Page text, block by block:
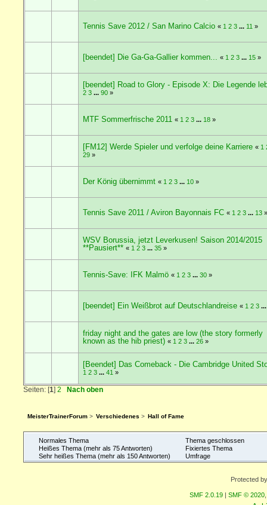
Tennis Save 2012 / San Marino Calcio « 1 2 3 ... 11 »
[beendet] Die Ga-Ga-Gallier kommen... « 1 2 3 ... 15»
[beendet] Road to Glory - Episode X: Die Legende
2 3 ... 90»
MTF Sommerfrische 2011 « 1 2 3 ... 18»
[FM12] Werde Spieler und verfolge deine Karriere « 1
29»
Der König übernimmt « 1 2 3 ... 10»
Tennis Save 2011 / Aviron Bayonnais FC « 1 2 3 ... 13»
WSV Borussia, jetzt Leverkusen! Saison 2014/2015
**Pausiert** « 1 2 3 ... 35»
Tennis-Save: IFK Malmö « 1 2 3 ... 30»
[beendet] Ein Weißbrot auf Deutschlandreise « 1 2 3
friday night and the gates are low (the story formerly
known as the hib priest) « 1 2 3 ... 26»
[Beendet] Das Comeback - Die Cambridge United
1 2 3 ... 41 »
Seiten: [1]2 Nach oben
MeisterTrainerForum> Verschiedenes > Hall of Fame
Normales Thema
Heißes Thema (mehr als 75 Antworten)
Sehr heißes Thema (mehr als 150 Antworten)
Thema geschlossen
Fixiertes Thema
Umfrage
Protected
SMF 2.0.19 SMF © 2020